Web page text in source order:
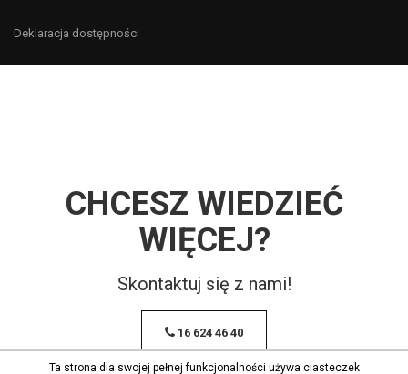
Deklaracja dostępności
CHCESZ WIEDZIEĆ
WIĘCEJ?
Skontaktuj się z nami!
16 624 46 40
Ta strona dla swojej pełnej funkcjonalności używa ciasteczek